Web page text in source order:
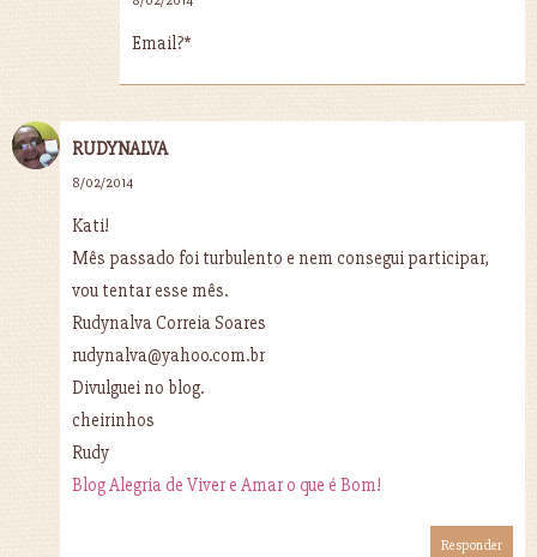
Email?*
RUDYNALVA
8/02/2014
Kati!
Mês passado foi turbulento e nem consegui participar,
vou tentar esse mês.
Rudynalva Correia Soares
rudynalva@yahoo.com.br
Divulguei no blog.
cheirinhos
Rudy
Blog Alegria de Viver e Amar o que é Bom!
Responder